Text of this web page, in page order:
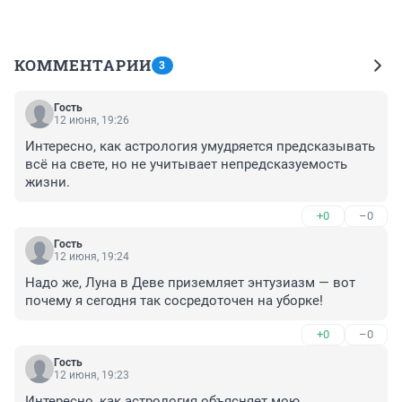
КОММЕНТАРИИ 3
Гость
12 июня, 19:26
Интересно, как астрология умудряется предсказывать
всё на свете, но не учитывает непредсказуемость
жизни.
+0 –0
Гость
12 июня, 19:24
Надо же, Луна в Деве приземляет энтузиазм — вот
почему я сегодня так сосредоточен на уборке!
+0 –0
Гость
12 июня, 19:23